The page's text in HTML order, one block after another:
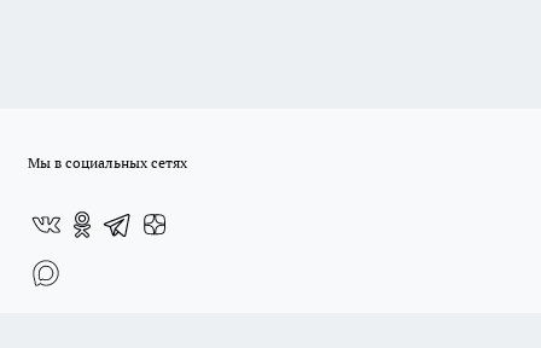
Мы в социальных сетях